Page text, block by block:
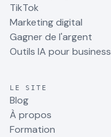
TikTok
Marketing digital
Gagner de l'argent
Outils IA pour business
LE SITE
Blog
À propos
Formation